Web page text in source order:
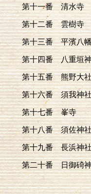
第十一番 清水寺
第十二番 雲樹寺
第十三番 平濱八
第十四番 八重垣
第十五番 熊野大
第十六番 須我神
第十七番 峯寺
第十八番 須佐神
第十九番 長浜神
第二十番 日御碕